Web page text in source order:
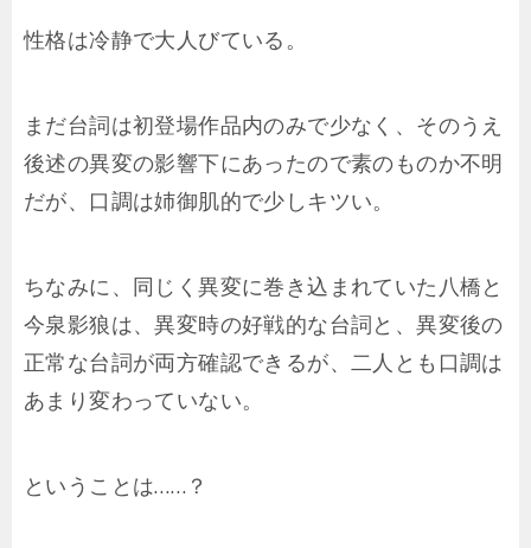
性格は冷静で大人びている。
まだ台詞は初登場作品内のみで少なく、そのうえ
後述の異変の影響下にあったので素のものか不明
だが、口調は姉御肌的で少しキツい。
ちなみに、同じく異変に巻き込まれていた八橋と
今泉影狼は、異変時の好戦的な台詞と、異変後の
正常な台詞が両方確認できるが、二人とも口調は
あまり変わっていない。
ということは……？